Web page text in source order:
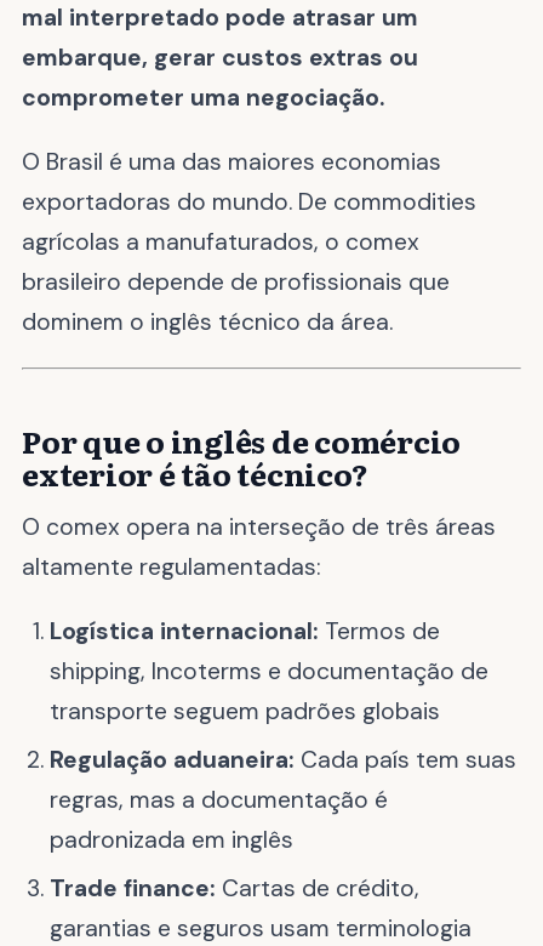
mal interpretado pode atrasar um
embarque, gerar custos extras ou
comprometer uma negociação.
O Brasil é uma das maiores economias
exportadoras do mundo. De commodities
agrícolas a manufaturados, o comex
brasileiro depende de profissionais que
dominem o inglês técnico da área.
Por que o inglês de comércio
exterior é tão técnico?
O comex opera na interseção de três áreas
altamente regulamentadas:
Logística internacional: Termos de
shipping, Incoterms e documentação de
transporte seguem padrões globais
Regulação aduaneira: Cada país tem suas
regras, mas a documentação é
padronizada em inglês
Trade finance: Cartas de crédito,
garantias e seguros usam terminologia